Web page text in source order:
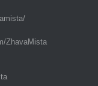
ZhavaMista